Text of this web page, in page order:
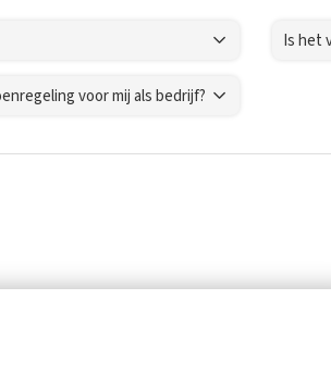
Is het
voor mij als bedrijf?